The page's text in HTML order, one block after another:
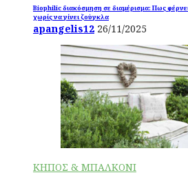
Biophilic διακόσμηση σε διαμέρισμα: Πως
χωρίς να γίνει ζούγκλα
apangelis12 26/11/2025
ΚΗΠΟΣ & ΜΠΑΛΚΟΝΙ